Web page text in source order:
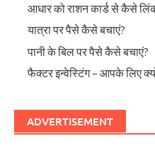
आधार को राशन कार्ड से कैसे
यात्रा पर पैसे कैसे बचाएं?
पानी के बिल पर पैसे कैसे बचाएं?
फैक्टर इन्वेस्टिंग – आपके लिए
ADVERTISEMENT